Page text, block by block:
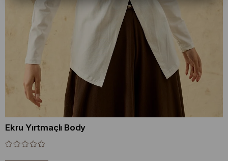
Ekru Yırtmaçlı Body